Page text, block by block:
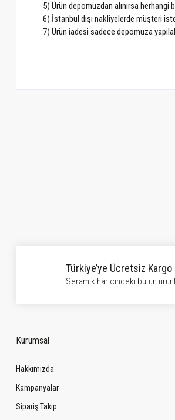
5) Ürün depomuzdan alınırsa herhangi
6) İstanbul dışı nakliyelerde müşteri
7) Ürün iadesi sadece depomuza
Türkiye’ye Ücretsiz Kargo
Seramik haricindeki bütün
Kurumsal
Hakkımızda
Kampanyalar
Sipariş Takip